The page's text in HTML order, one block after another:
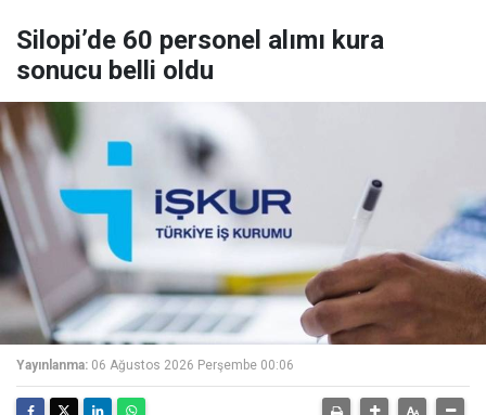
Silopi’de 60 personel alımı kura
sonucu belli oldu
Yayınlanma: 06 Ağustos 2026 Perşembe 00:06